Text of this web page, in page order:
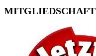
MITGLIEDSCHAFT